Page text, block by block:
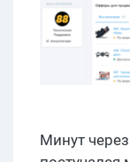
Минут